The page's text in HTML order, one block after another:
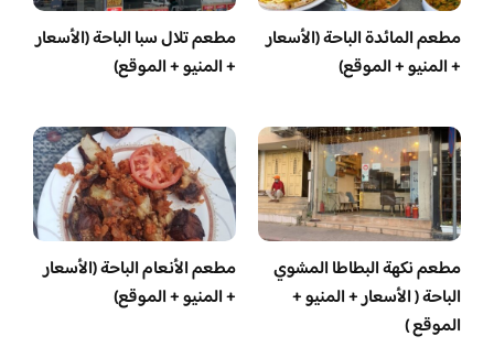
مطعم المائدة الباحة (الأسعار
+ المنيو + الموقع)
مطعم تلال سبا الباحة (الأسعار
+ المنيو + الموقع)
مطعم نكهة البطاطا المشوي
الباحة ( الأسعار + المنيو +
الموقع )
مطعم الأنعام الباحة (الأسعار
+ المنيو + الموقع)